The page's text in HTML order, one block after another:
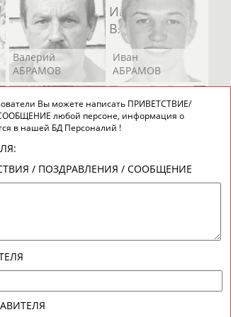
Валерий
АБРАМОВ
Иван
АБРАМОВ
Ирина
АБРАМОВА
АБРАМОВА
Осеп
АБРАМЯН
АБРАРОВ
Вы можете написать ПРИВЕТСТВИЕ/
любой персоне, информация о
в нашей БД Персоналий !
/ ПОЗДРАВЛЕНИЯ / СООБЩЕНИЕ